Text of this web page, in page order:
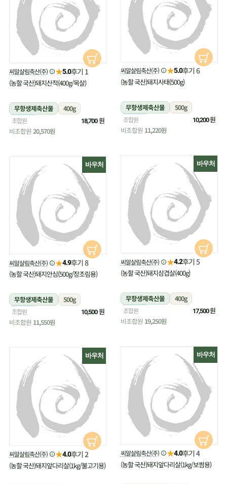
씨알살림축산(주) ★5.0후기 6
(농할 국산)돼지사태(500g)
무항생제축산물
500g
냉장
조합원 10,200원
비조합원 11,220원
씨알살림축산(주) ★5.0후기 1
(농할 국산)돼지산적(400g/목살)
무항생제축산물
400g
냉장
조합원 18,700원
비조합원 20,570원
바우처
씨알살림축산(주) ★4.2후기 5
(농할 국산)돼지삼겹살(400g)
무항생제축산물
400g
냉장
조합원 17,500원
비조합원 19,250원
바우처
씨알살림축산(주) ★4.9후기 8
(농할 국산)돼지안심(500g/장조림용)
무항생제축산물
500g
냉장
조합원 10,500원
비조합원 11,550원
바우처
씨알살림축산(주) ★4.0후기 4
(농할 국산)돼지앞다리살(1kg/보쌈용)
바우처
씨알살림축산(주) ★4.0후기 2
(농할 국산)돼지앞다리살(1kg/불고기용)